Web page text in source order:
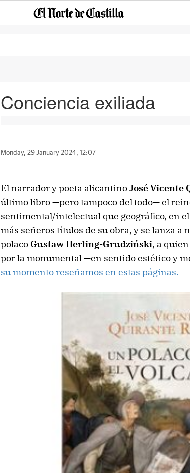
Conciencia exiliada
Monday, 29 January 2024, 12:07
El narrador y poeta alicantinoJosé Vicente
último libro —pero tampoco del todo— el
sentimental/intelectual que geográfico, en
más señeros títulos de su obra, y se lanza a
polaco Gustaw Herling-Grudziński, a
por la monumental —en sentido estético y
su momento reseñamos en estas páginas.